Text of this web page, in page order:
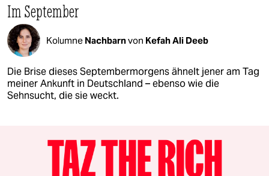
Im September
Kolumne Nachbarnvon Kefah Ali Deeb
Die Brise dieses Septembermorgens ähnelt jener am Tag
meiner Ankunft in Deutschland – ebenso wie die
Sehnsucht, die sie weckt.